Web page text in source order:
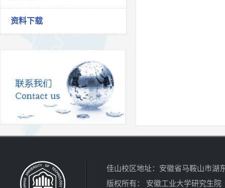
资料下载
佳山校区地址：安徽省马鞍山市湖
版权所有： 安徽工业大学研究生